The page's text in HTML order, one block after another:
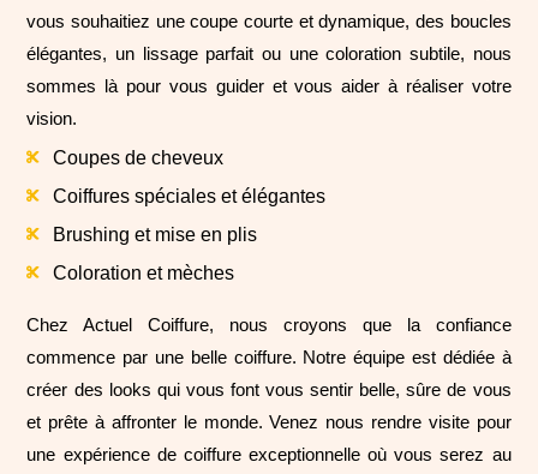
vous souhaitiez une coupe courte et dynamique, des boucles
élégantes, un lissage parfait ou une coloration subtile, nous
sommes là pour vous guider et vous aider à réaliser votre
vision.
 Coupes de cheveux
 Coiffures spéciales et élégantes
 Brushing et mise en plis
 Coloration et mèches
Chez Actuel Coiffure, nous croyons que la confiance
commence par une belle coiffure. Notre équipe est dédiée à
créer des looks qui vous font vous sentir belle, sûre de vous
et prête à affronter le monde. Venez nous rendre visite pour
une expérience de coiffure exceptionnelle où vous serez au